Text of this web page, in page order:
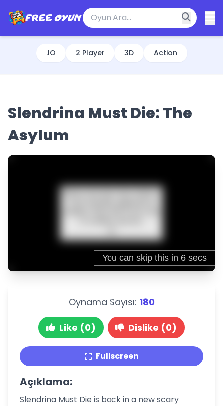
.IO 2 Player 3D Action
Slendrina Must Die: The
Asylum
Oynama Sayısı: 180
Like (0) Dislike (0)
Fullscreen
Açıklama:
Slendrina Must Die is back in a new scary